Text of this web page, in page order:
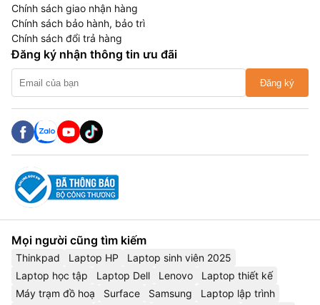
Chính sách giao nhận hàng
Chính sách bảo hành, bảo trì
Chính sách đổi trả hàng
Đăng ký nhận thông tin ưu đãi
Đăng ký
Mọi người cũng tìm kiếm
Thinkpad Laptop HP
Laptop sinh viên 2025
Laptop học tập
Laptop Dell Lenovo
Laptop thiết kế
Máy trạm đồ hoạ
Surface Samsung Laptop lập trình